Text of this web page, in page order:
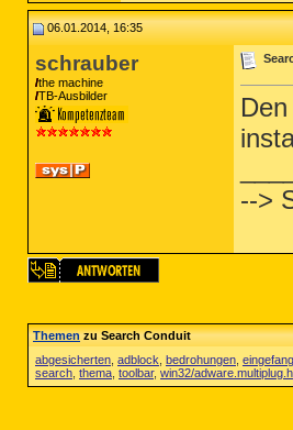
06.01.2014, 16:35
schrauber
the machine
TB-Ausbilder
-->
Themenzu Search Conduit
abgesicherten adblock bedrohungen
search thema toolbar, win32/adware.multiplug.h